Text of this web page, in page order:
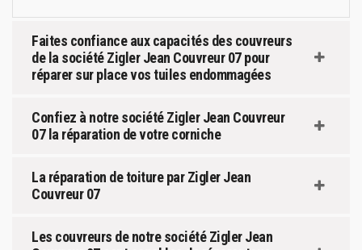
Faites confiance aux capacités des couvreurs
de la société Zigler Jean Couvreur 07 pour
réparer sur place vos tuiles endommagées
Confiez à notre société Zigler Jean Couvreur
07 la réparation de votre corniche
La réparation de toiture par Zigler Jean
Couvreur 07
Les couvreurs de notre société Zigler Jean